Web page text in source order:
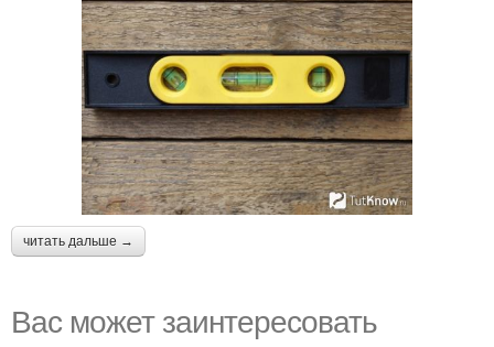
читать дальше →
Вас может заинтересовать